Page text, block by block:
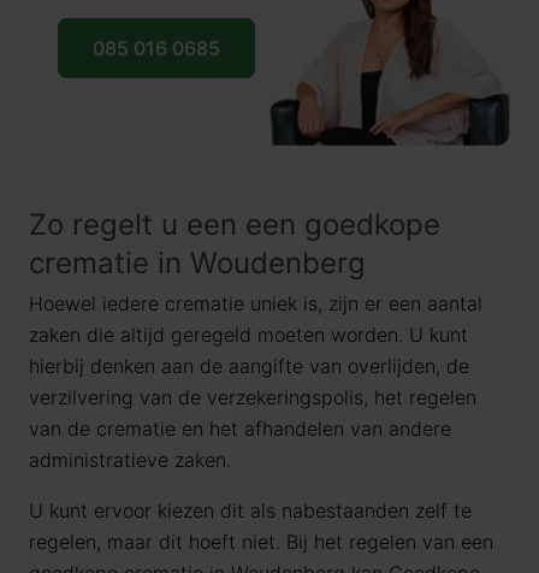
085 016 0685
Zo regelt u een een goedkope
crematie in Woudenberg
Hoewel iedere crematie uniek is, zijn er een aantal
zaken die altijd geregeld moeten worden. U kunt
hierbij denken aan de aangifte van overlijden, de
verzilvering van de verzekeringspolis, het regelen
van de crematie en het afhandelen van andere
administratieve zaken.
U kunt ervoor kiezen dit als nabestaanden zelf te
regelen, maar dit hoeft niet. Bij het regelen van een